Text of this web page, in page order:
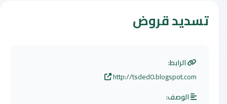
تسديد قروض
الرابط:
http://tsded0.blogspot.com
الوصف: